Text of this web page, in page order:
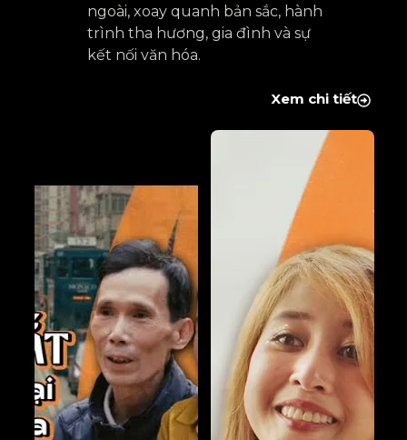
ngoài, xoay quanh bản sắc, hành
trình tha hương, gia đình và sự
kết nối văn hóa.
Xem chi tiết